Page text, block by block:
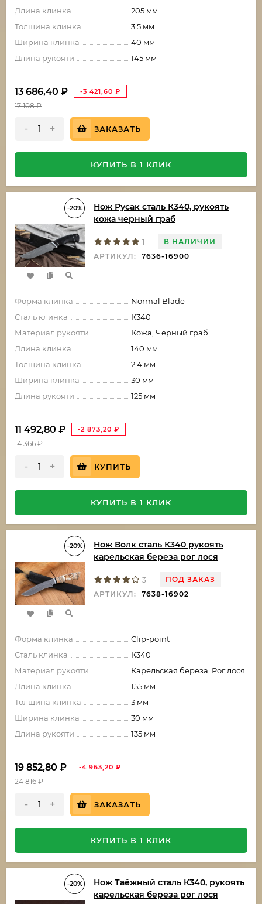
Длина клинка
205 мм
Толщина клинка
3.5 мм
Ширина клинка
40 мм
Длина рукояти
145 мм
13 686,40 ₽ -3 421,60 ₽
17 108₽
- + ЗАКАЗАТЬ
КУПИТЬ В 1 КЛИК
-20%
Нож Русак сталь К340, рукоять
кожа черный граб
1
В НАЛИЧИИ
АРТИКУЛ:
7636-16900
Форма клинка
Normal Blade
Сталь клинка
К340
Материал рукояти
Кожа, Черный граб
Длина клинка
140 мм
Толщина клинка
2.4 мм
Ширина клинка
30 мм
Длина рукояти
125 мм
11 492,80 ₽ -2 873,20 ₽
14 366₽
- + КУПИТЬ
КУПИТЬ В 1 КЛИК
-20%
Нож Волк сталь К340 рукоять
карельская береза рог лося
3
ПОД ЗАКАЗ
АРТИКУЛ:
7638-16902
Форма клинка
Clip-point
Сталь клинка
К340
Материал рукояти
Карельская береза, Рог лося
Длина клинка
155 мм
Толщина клинка
3 мм
Ширина клинка
30 мм
Длина рукояти
135 мм
19 852,80 ₽ -4 963,20 ₽
24 816₽
- + ЗАКАЗАТЬ
КУПИТЬ В 1 КЛИК
-20%
Нож Таёжный сталь К340, рукоять
карельская береза рог лося